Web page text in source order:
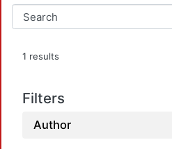
1 results
Filters
Author